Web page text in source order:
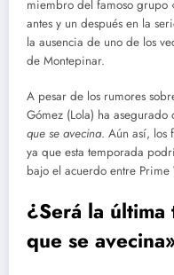
miembro del famoso grupo
antes y un después en la
la ausencia de uno de los
de Montepinar.
A pesar de los rumores
Gómez (Lola) ha
que se avecina. Aún así, los
ya que esta temporada
bajo el acuerdo entre
¿Será la última
que se